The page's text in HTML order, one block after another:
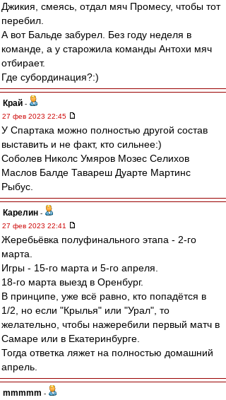
Джикия, смеясь, отдал мяч Промесу, чтобы тот
перебил.
А вот Бальде забурел. Без году неделя в
команде, а у старожила команды Антохи мяч
отбирает.
Где субординация?:)
Край -
27 фев 2023 22:45
У Спартака можно полностью другой состав
выставить и не факт, кто сильнее:)
Соболев Николс Умяров Мозес Селихов
Маслов Балде Тавареш Дуарте Мартинс
Рыбус.
Карелин -
27 фев 2023 22:41
Жеребьёвка полуфинального этапа - 2-го
марта.
Игры - 15-го марта и 5-го апреля.
18-го марта выезд в Оренбург.
В принципе, уже всё равно, кто попадётся в
1/2, но если "Крылья" или "Урал", то
желательно, чтобы нажеребили первый матч в
Самаре или в Екатеринбурге.
Тогда ответка ляжет на полностью домашний
апрель.
mmmmm -